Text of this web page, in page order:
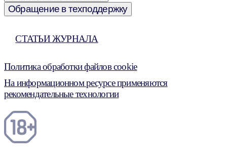
Обращение в техподдержку
СТАТЬИ ЖУРНАЛА
Политика обработки файлов cookie
На информационном ресурсе применяются
рекомендательные технологии